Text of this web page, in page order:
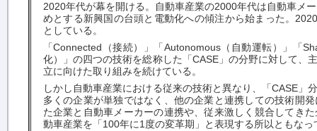
2020年代が幕を開ける。自動車産業の2000年代は自動車メ
めとする新興国の台頭と電動化への傾注から始まった。
としている。
「Connected（接続）」「Autonomous（自動運転）」「
化）」の四つの技術を総称した「CASE」の分野に対して、
立に向けた取り組みを続けている。
しかし自動車産業における従来の技術と異なり、「CASE
多くの企業が単独ではなく、他の企業と連携しての技術開
た企業と自動車メーカーの連携や、従来激しく競合してき
動車産業を「100年に1度の変革期」と表現する所以ともなっ